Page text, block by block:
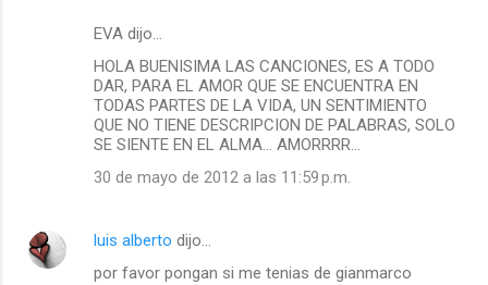
EVA dijo…
HOLA BUENISIMA LAS CANCIONES, ES A TODO
DAR, PARA EL AMOR QUE SE ENCUENTRA EN
TODAS PARTES DE LA VIDA, UN SENTIMIENTO
QUE NO TIENE DESCRIPCION DE PALABRAS, SOLO
SE SIENTE EN EL ALMA... AMORRRR...
30 de mayo de 2012 a las 11:59 p.m.
luis alberto dijo…
por favor pongan si me tenias de gianmarco